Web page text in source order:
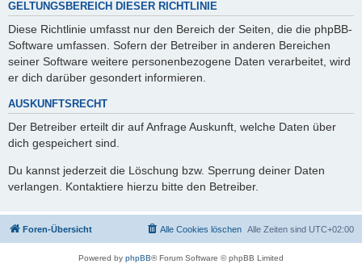
GELTUNGSBEREICH DIESER RICHTLINIE
Diese Richtlinie umfasst nur den Bereich der Seiten, die die phpBB-
Software umfassen. Sofern der Betreiber in anderen Bereichen
seiner Software weitere personenbezogene Daten verarbeitet, wird
er dich darüber gesondert informieren.
AUSKUNFTSRECHT
Der Betreiber erteilt dir auf Anfrage Auskunft, welche Daten über
dich gespeichert sind.
Du kannst jederzeit die Löschung bzw. Sperrung deiner Daten
verlangen. Kontaktiere hierzu bitte den Betreiber.
Foren-Übersicht Alle Zeiten sind UTC+02:00
Alle Cookies löschen
Powered by phpBB® Forum Software © phpBB Limited